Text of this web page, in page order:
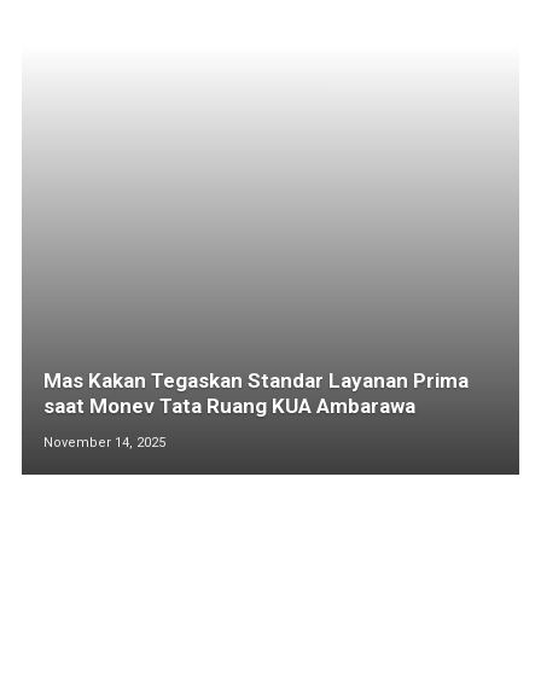
Mas Kakan Tegaskan Standar Layanan Prima
saat Monev Tata Ruang KUA Ambarawa
November 14, 2025